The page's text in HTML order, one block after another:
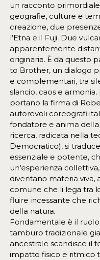
un racconto
geografie, culture e
creazione, due
l’Etna e il Fuji. Due
apparentemente
originaria. È da questo
to Brother, un dialogo
e complementari, tra
slancio, caos e
portano la firma di
autorevoli coreografi
fondatore e anima
ricerca, radicata nella
Democratico), si
essenziale e potente,
un’esperienza
diventano materia viva,
comune che li lega tra
fluire incessante che
della natura.
Fondamentale è il
tamburo tradizionale
ancestrale scandisce il
impatto fisico e ritmico